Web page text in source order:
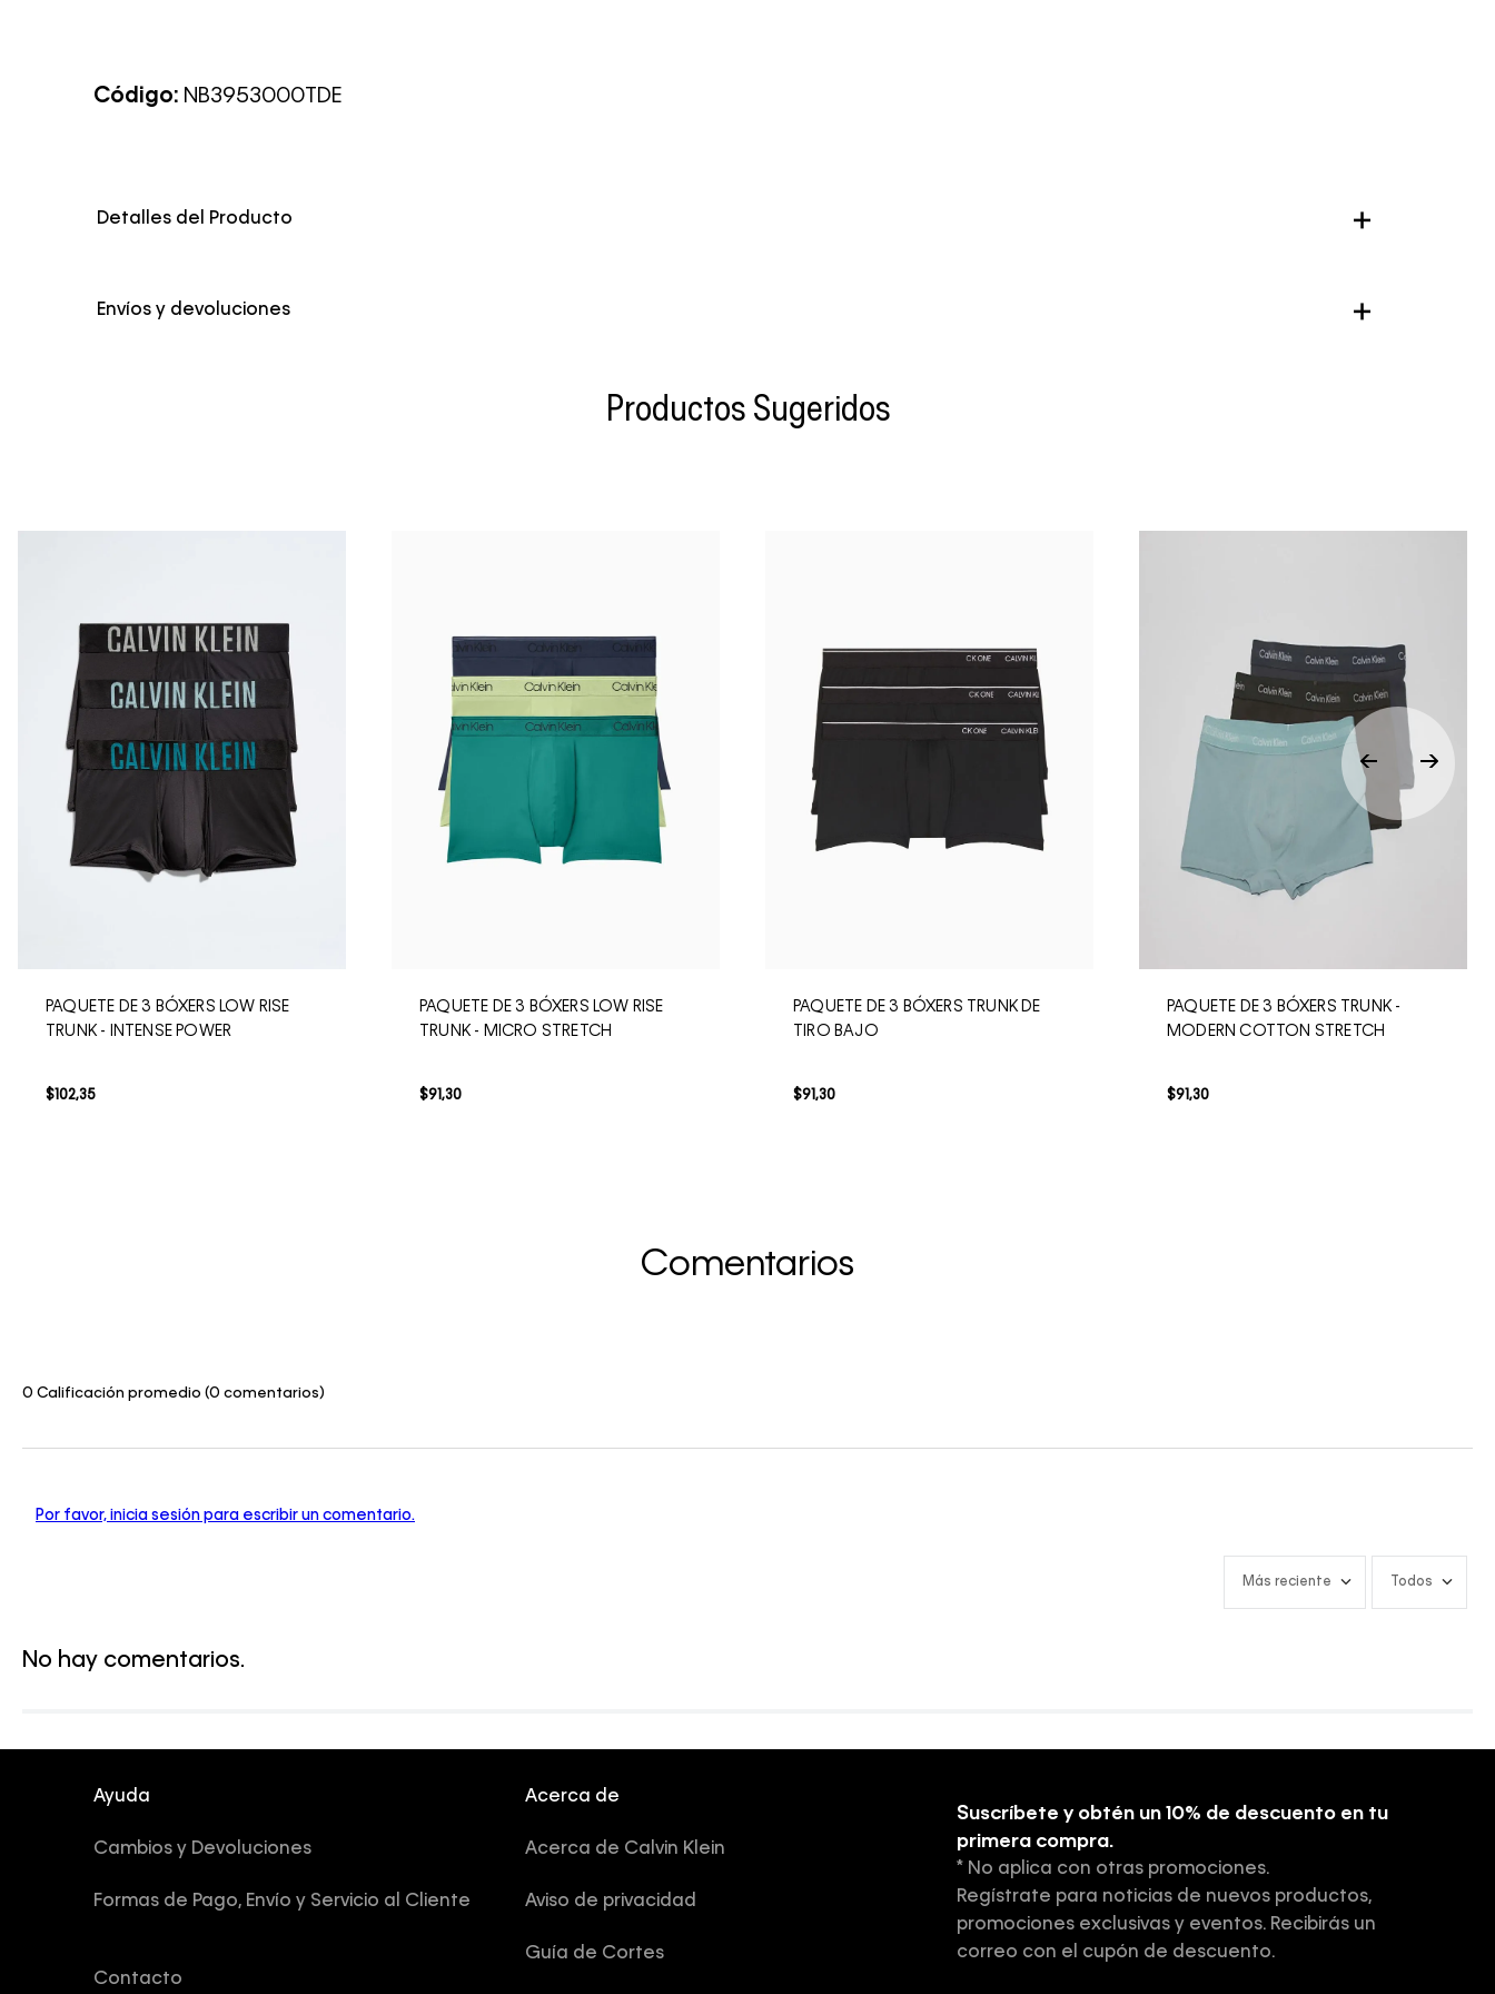
Código: NB3953000TDE
Detalles del Producto
Envíos y devoluciones
Productos Sugeridos
PAQUETE DE 3 BÓXERS LOW RISE
TRUNK - INTENSE POWER
$102,35
PAQUETE DE 3 BÓXERS LOW RISE
TRUNK - MICRO STRETCH
$91,30
PAQUETE DE 3 BÓXERS TRUNK DE
TIRO BAJO
$91,30
PAQUETE DE 3 BÓXERS TRUNK -
MODERN COTTON STRETCH
$91,30
Comentarios
0 Calificación promedio (0 comentarios)
Por favor, inicia sesión para escribir un comentario.
Más reciente Todos
No hay comentarios.
Ayuda
Cambios y Devoluciones
Formas de Pago, Envío y Servicio al Cliente
Contacto
Acerca de
Acerca de Calvin Klein
Aviso de privacidad
Guía de Cortes
Suscríbete y obtén un 10% de descuento en tu
primera compra.
* No aplica con otras promociones.
Regístrate para noticias de nuevos productos,
promociones exclusivas y eventos. Recibirás un
correo con el cupón de descuento.